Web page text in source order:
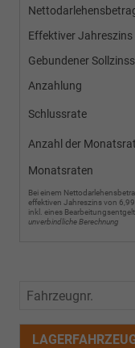
Effektiver Jahreszins
Gebundener
Anzahlung
Schlussrate
Anzahl der
Monatsraten
Bei einem
effektiven Jahreszins von
inkl. eines
unverbindliche Berechnung
Fahrzeugnr.